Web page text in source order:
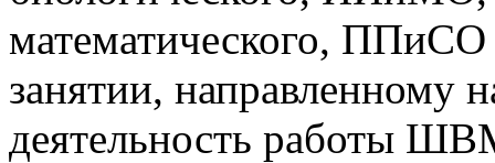
математического, ППиСО
занятии, направленному
деятельность работы